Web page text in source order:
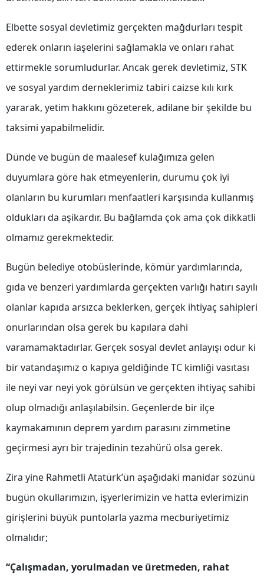
Siirt
Sinop
Sivas
Trabzon
Şanlıurfa
Van
Yozgat
Zonguldak
Aksaray
Karaman
Kırıkkale
Batman
Bartın
Ardahan
Elbette sosyal devletimiz gerçekten mağdurları tespit
ederek onların iaşelerini sağlamakla ve onları rahat
ettirmekle sorumludurlar. Ancak gerek devletimiz, STK
ve sosyal yardım derneklerimiz tabiri caizse kılı kırk
yararak, yetim hakkını gözeterek, adilane bir şekilde bu
taksimi yapabilmelidir.
Dünde ve bugün de maalesef kulağımıza gelen
duyumlara göre hak etmeyenlerin, durumu çok iyi
olanların bu kurumları menfaatleri karşısında kullanmış
oldukları da aşikardır. Bu bağlamda çok ama çok dikkatli
olmamız gerekmektedir.
Bugün belediye otobüslerinde, kömür yardımlarında,
gıda ve benzeri yardımlarda gerçekten varlığı hatırı sayılı
olanlar kapıda arsızca beklerken, gerçek ihtiyaç sahipleri
onurlarından olsa gerek bu kapılara dahi
varamamaktadırlar. Gerçek sosyal devlet anlayışı odur ki
bir vatandaşımız o kapıya geldiğinde TC kimliği vasıtası
ile neyi var neyi yok görülsün ve gerçekten ihtiyaç sahibi
olup olmadığı anlaşılabilsin. Geçenlerde bir ilçe
kaymakamının deprem yardım parasını zimmetine
geçirmesi ayrı bir trajedinin tezahürü olsa gerek.
Zira yine Rahmetli Atatürk’ün aşağıdaki manidar sözünü
bugün okullarımızın, işyerlerimizin ve hatta evlerimizin
girişlerini büyük puntolarla yazma mecburiyetimiz
olmalıdır;
“Çalışmadan, yorulmadan ve üretmeden, rahat